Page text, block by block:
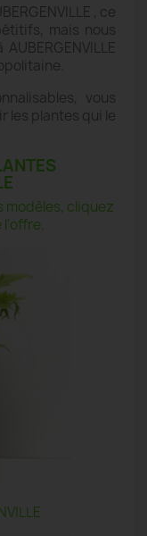
, ce
mais nous
vous
les plantes qui le
modèles, cliquez
l'offre.